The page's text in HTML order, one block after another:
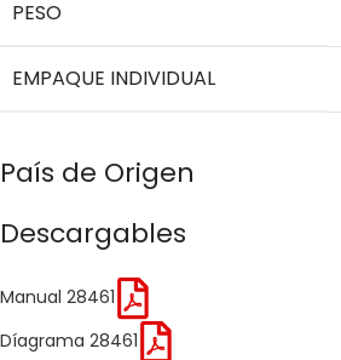
PESO
EMPAQUE INDIVIDUAL
País de Origen
Descargables
Manual 28461
Díagrama 28461